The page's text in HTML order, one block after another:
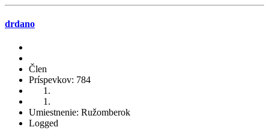
drdano
Člen
Príspevkov: 784
Umiestnenie: Ružomberok
Logged